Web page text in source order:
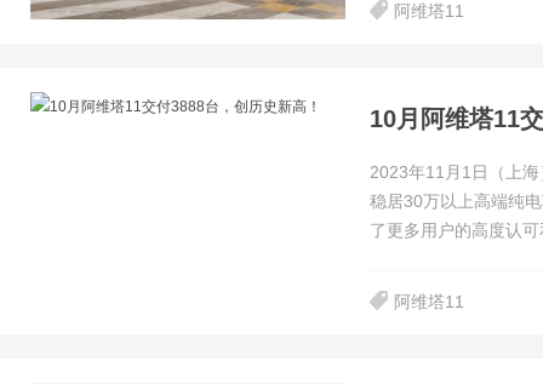
阿维塔11
10月阿维塔11
2023年11月1日（上
稳居30万以上高端纯
了更多用户的高度认
阿维塔11